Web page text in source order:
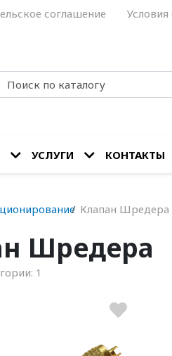
соглашение
УСЛУГИ КОНТАКТЫ
Клапан Шредера
Шредера
1